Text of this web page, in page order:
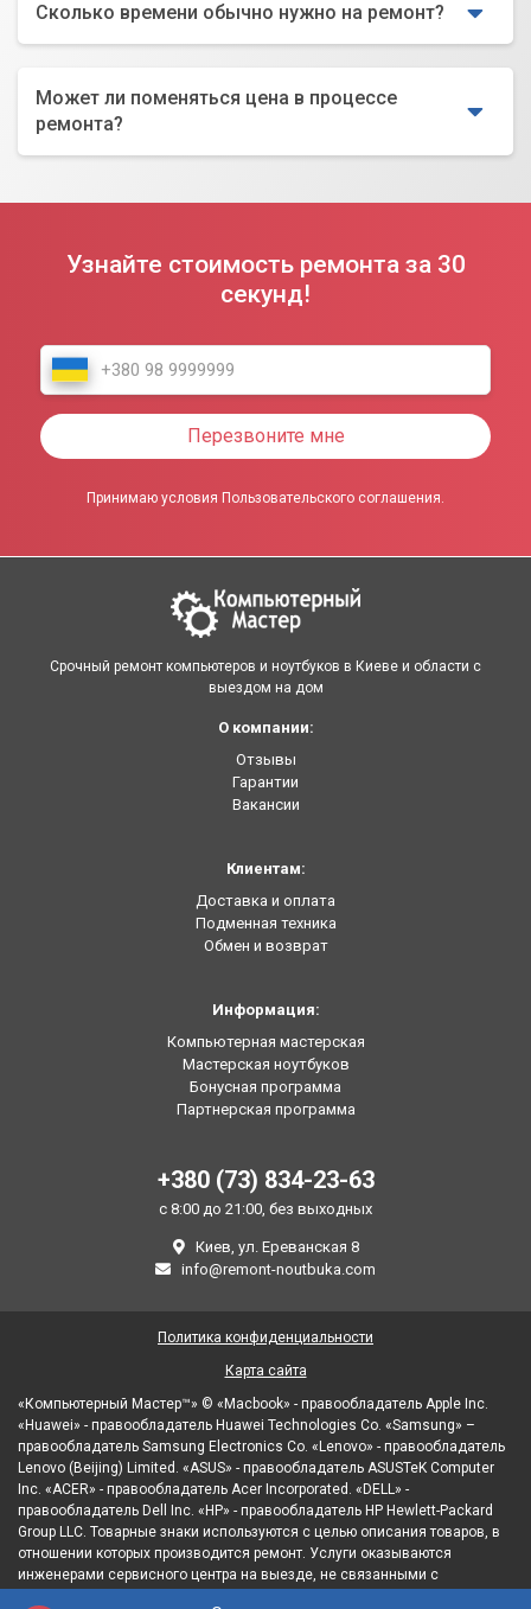
Сколько времени обычно нужно на ремонт?
Может ли поменяться цена в процессе
ремонта?
Узнайте стоимость ремонта за 30
секунд!
Перезвоните мне
Принимаю условия Пользовательского соглашения.
Срочный ремонт компьютеров и ноутбуков в Киеве и области с
выездом на дом
О компании:
Отзывы
Гарантии
Вакансии
Клиентам:
Доставка и оплата
Подменная техника
Обмен и возврат
Информация:
Компьютерная мастерская
Мастерская ноутбуков
Бонусная программа
Партнерская программа
+380 (73) 834-23-63
с 8:00 до 21:00, без выходных
Киев, ул. Ереванская 8
info@remont-noutbuka.com
«Компьютерный Мастер™» © «Macbook» - правообладатель Apple Inc.
«Huawei» - правообладатель Huawei Technologies Co. «Samsung» –
правообладатель Samsung Electronics Co. «Lenovo» - правообладатель
Lenovo (Beijing) Limited. «ASUS» - правообладатель ASUSTeK Computer
Inc. «ACER» - правообладатель Acer Incorporated. «DELL» -
правообладатель Dell Inc. «HP» - правообладатель HP Hewlett-Packard
Group LLC. Товарные знаки используются с целью описания товаров, в
отношении которых производится ремонт. Услуги оказываются
инженерами сервисного центра на выезде, не связанными с
Политика конфиденциальности
Карта сайта